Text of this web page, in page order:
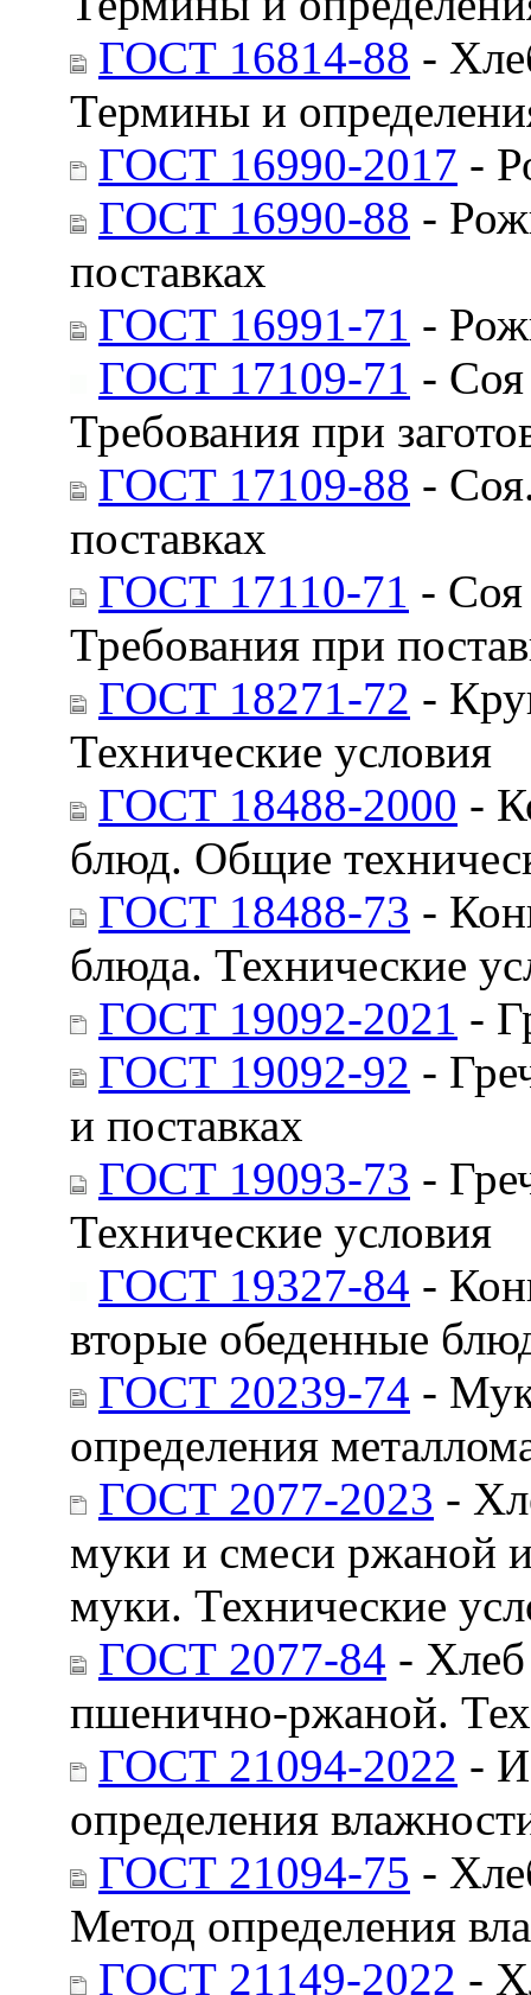
ГОСТ 16814-88 -
Термины и
ГОСТ 16990-2017 -
ГОСТ 16990-88 -
поставках
ГОСТ 16991-71 -
ГОСТ 17109-71 -
Требования при
ГОСТ 17109-88 -
поставках
ГОСТ 17110-71 -
Требования при
ГОСТ 18271-72 -
Технические условия
ГОСТ 18488-2000 -
блюд. Общие
ГОСТ 18488-73 -
блюда. Технические
ГОСТ 19092-2021 -
ГОСТ 19092-92 -
и поставках
ГОСТ 19093-73 -
Технические условия
ГОСТ 19327-84 -
вторые обеденные
ГОСТ 20239-74 -
определения
ГОСТ 2077-2023 -
муки и смеси ржаной
муки. Технические
ГОСТ 2077-84 -
пшенично-ржаной.
ГОСТ 21094-2022 -
определения
ГОСТ 21094-75 -
Метод определения
ГОСТ 21149-2022 -